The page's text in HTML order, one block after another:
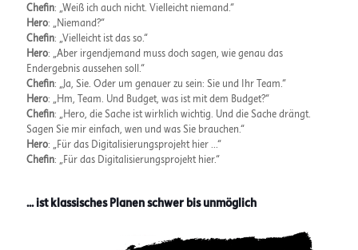
Chefin: „Weiß ich auch nicht. Vielleicht niemand.“
Hero: „Niemand?“
Chefin: „Vielleicht ist das so.“
Hero: „Aber irgendjemand muss doch sagen, wie genau das
Endergebnis aussehen soll.“
Chefin: „Ja, Sie. Oder um genauer zu sein: Sie und Ihr Team.“
Hero: „Hm, Team. Und Budget, was ist mit dem Budget?“
Chefin: „Hero, die Sache ist wirklich wichtig. Und die Sache drängt.
Sagen Sie mir einfach, wen und was Sie brauchen.“
Hero: „Für das Digitalisierungsprojekt hier ...“
Chefin: „Für das Digitalisierungsprojekt hier.“
... ist klassisches Planen schwer bis unmöglich